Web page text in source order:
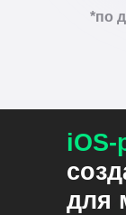
*по
iOS-
для